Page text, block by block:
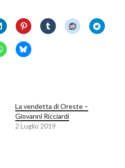
La vendetta di Oreste –
Giovanni Ricciardi
2 Luglio 2019